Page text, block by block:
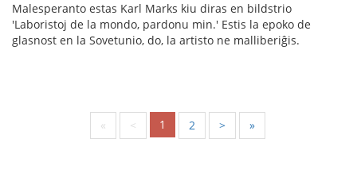
Malesperanto estas Karl Marks kiu diras en bildstrio
'Laboristoj de la mondo, pardonu min.' Estis la epoko de
glasnost en la Sovetunio, do, la artisto ne malliberiĝis.
« < 1 2 > »